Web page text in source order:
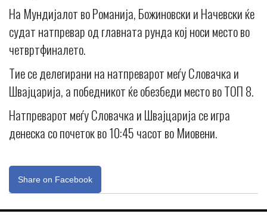
На Мундијалот во Романија, Божиновски и Начевски ќе
судат натпревар од главната рунда кој носи место во
четвртфиналето.
Тие се делегирани на натпреварот меѓу Словачка и
Швајцарија, а победникот ќе обезбеди место во ТОП 8.
Натпреварот меѓу Словачка и Швајцарија се игра
денеска со почеток во 10:45 часот во Миовени.
Share on Facebook